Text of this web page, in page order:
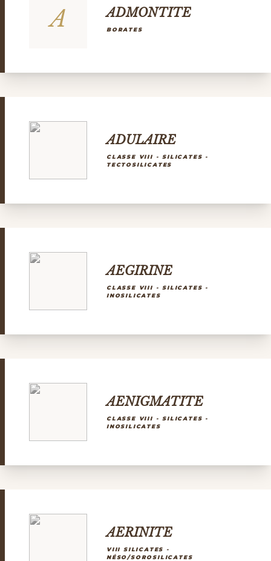
A ADMONTITE
BORATES
ADULAIRE
CLASSE VIII - SILICATES -
TECTOSILICATES
AEGIRINE
CLASSE VIII - SILICATES -
INOSILICATES
AENIGMATITE
CLASSE VIII - SILICATES -
INOSILICATES
AERINITE
VIII SILICATES -
NÉSO/SOROSILICATES